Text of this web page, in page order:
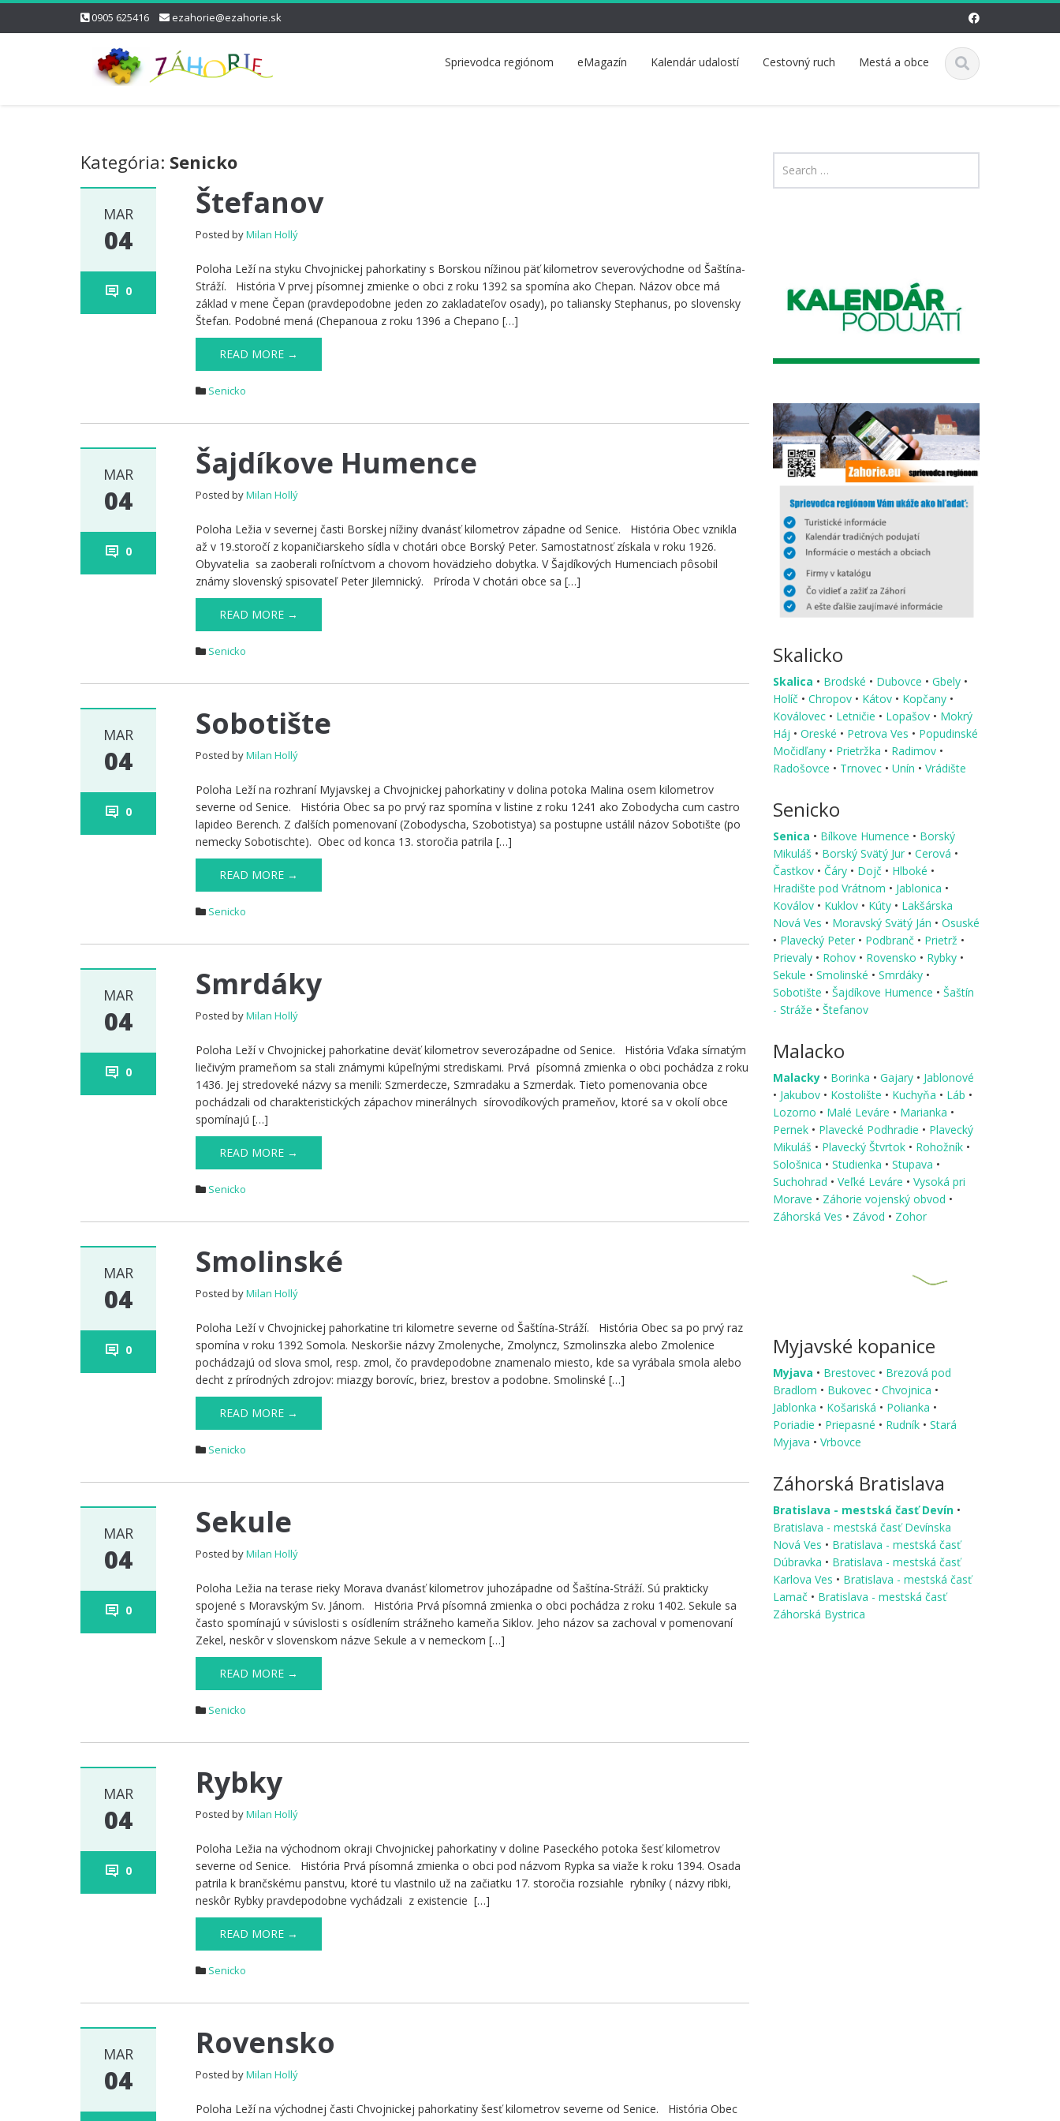
0905 625416 ezahorie@ezahorie.sk
Sprievodca regiónom eMagazín Kalendár udalostí Cestovný ruch Mestá a obce
Kategória: Senicko
MAR
04
0
Štefanov
Posted byMilan Hollý
Poloha Leží na styku Chvojnickej pahorkatiny s Borskou nížinou päť kilometrov severovýchodne od Šaštína-
Stráží. História V prvej písomnej zmienke o obci z roku 1392 sa spomína ako Chepan. Názov obce má
základ v mene Čepan (pravdepodobne jeden zo zakladateľov osady), po taliansky Stephanus, po slovensky
Štefan. Podobné mená (Chepanoua z roku 1396 a Chepano […]
READ MORE →
Senicko
MAR
04
0
Šajdíkove Humence
Posted byMilan Hollý
Poloha Ležia v severnej časti Borskej nížiny dvanásť kilometrov západne od Senice. História Obec vznikla
až v 19.storočí z kopaničiarskeho sídla v chotári obce Borský Peter. Samostatnosť získala v roku 1926.
Obyvatelia sa zaoberali roľníctvom a chovom hovädzieho dobytka. V Šajdíkových Humenciach pôsobil
známy slovenský spisovateľ Peter Jilemnický. Príroda V chotári obce sa […]
READ MORE →
Senicko
MAR
04
0
Sobotište
Posted byMilan Hollý
Poloha Leží na rozhraní Myjavskej a Chvojnickej pahorkatiny v dolina potoka Malina osem kilometrov
severne od Senice. História Obec sa po prvý raz spomína v listine z roku 1241 ako Zobodycha cum castro
lapideo Berench. Z ďalších pomenovaní (Zobodyscha, Szobotistya) sa postupne ustálil názov Sobotište (po
nemecky Sobotischte). Obec od konca 13. storočia patrila […]
READ MORE →
Senicko
MAR
04
0
Smrdáky
Posted byMilan Hollý
Poloha Leží v Chvojnickej pahorkatine deväť kilometrov severozápadne od Senice. História Vďaka sírnatým
liečivým prameňom sa stali známymi kúpeľnými strediskami. Prvá písomná zmienka o obci pochádza z roku
1436. Jej stredoveké názvy sa menili: Szmerdecze, Szmradaku a Szmerdak. Tieto pomenovania obce
pochádzali od charakteristických zápachov minerálnych sírovodíkových prameňov, ktoré sa v okolí obce
spomínajú […]
READ MORE →
Senicko
MAR
04
0
Smolinské
Posted byMilan Hollý
Poloha Leží v Chvojnickej pahorkatine tri kilometre severne od Šaštína-Stráží. História Obec sa po prvý raz
spomína v roku 1392 Somola. Neskoršie názvy Zmolenyche, Zmolyncz, Szmolinszka alebo Zmolenice
pochádzajú od slova smol, resp. zmol, čo pravdepodobne znamenalo miesto, kde sa vyrábala smola alebo
decht z prírodných zdrojov: miazgy borovíc, briez, brestov a podobne. Smolinské […]
READ MORE →
Senicko
MAR
04
0
Sekule
Posted byMilan Hollý
Poloha Ležia na terase rieky Morava dvanásť kilometrov juhozápadne od Šaštína-Stráží. Sú prakticky
spojené s Moravským Sv. Jánom. História Prvá písomná zmienka o obci pochádza z roku 1402. Sekule sa
často spomínajú v súvislosti s osídlením strážneho kameňa Siklov. Jeho názov sa zachoval v pomenovaní
Zekel, neskôr v slovenskom názve Sekule a v nemeckom […]
READ MORE →
Senicko
MAR
04
0
Rybky
Posted byMilan Hollý
Poloha Ležia na východnom okraji Chvojnickej pahorkatiny v doline Paseckého potoka šesť kilometrov
severne od Senice. História Prvá písomná zmienka o obci pod názvom Rypka sa viaže k roku 1394. Osada
patrila k brančskému panstvu, ktoré tu vlastnilo už na začiatku 17. storočia rozsiahle rybníky ( názvy ribki,
neskôr Rybky pravdepodobne vychádzali z existencie […]
READ MORE →
Senicko
MAR
04
Rovensko
Posted byMilan Hollý
Poloha Leží na východnej časti Chvojnickej pahorkatiny šesť kilometrov severne od Senice. História Obec
Skalicko
Skalica • Brodské • Dubovce • Gbely •
Holíč • Chropov • Kátov • Kopčany •
Koválovec • Letničie • Lopašov • Mokrý
Háj • Oreské • Petrova Ves • Popudinské
Močidľany • Prietržka • Radimov •
Radošovce • Trnovec • Unín • Vrádište
Senicko
Senica • Bílkove Humence • Borský
Mikuláš • Borský Svätý Jur • Cerová •
Častkov • Čáry • Dojč • Hlboké •
Hradište pod Vrátnom • Jablonica •
Koválov • Kuklov • Kúty • Lakšárska
Nová Ves • Moravský Svätý Ján • Osuské
• Plavecký Peter • Podbranč • Prietrž •
Prievaly • Rohov • Rovensko • Rybky •
Sekule • Smolinské • Smrdáky •
Sobotište • Šajdíkove Humence • Šaštín
- Stráže • Štefanov
Malacko
Malacky • Borinka • Gajary • Jablonové
• Jakubov • Kostolište • Kuchyňa • Láb •
Lozorno • Malé Leváre • Marianka •
Pernek • Plavecké Podhradie • Plavecký
Mikuláš • Plavecký Štvrtok • Rohožník •
Sološnica • Studienka • Stupava •
Suchohrad • Veľké Leváre • Vysoká pri
Morave • Záhorie vojenský obvod •
Záhorská Ves • Závod • Zohor
Myjavské kopanice
Myjava • Brestovec • Brezová pod
Bradlom • Bukovec • Chvojnica •
Jablonka • Košariská • Polianka •
Poriadie • Priepasné • Rudník • Stará
Myjava • Vrbovce
Záhorská Bratislava
Bratislava - mestská časť Devín •
Bratislava - mestská časť Devínska
Nová Ves • Bratislava - mestská časť
Dúbravka • Bratislava - mestská časť
Karlova Ves • Bratislava - mestská časť
Lamač • Bratislava - mestská časť
Záhorská Bystrica